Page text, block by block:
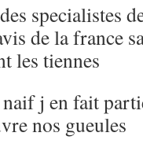
specialistes
de la france
les tiennes
naif j en fait
nos gueules